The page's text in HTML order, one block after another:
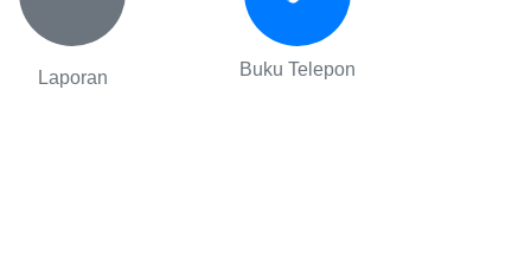
Laporan Buku Telepon